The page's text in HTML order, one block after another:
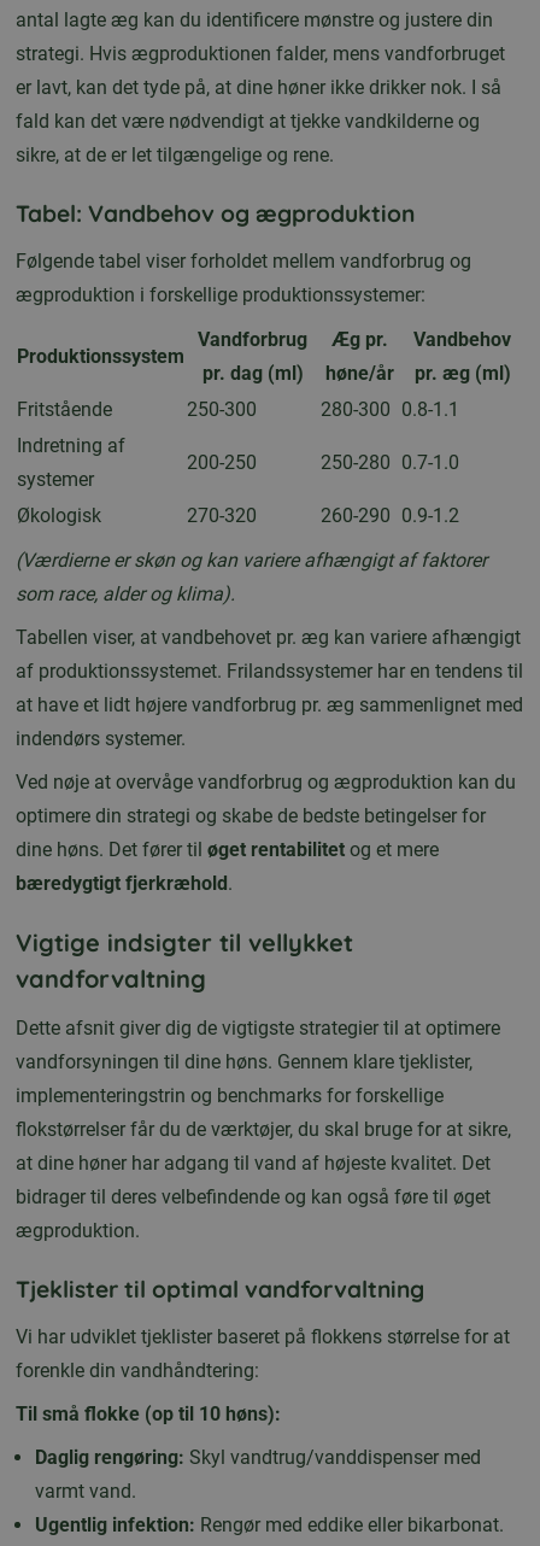
antal lagte æg kan du identificere mønstre og justere din
strategi. Hvis ægproduktionen falder, mens vandforbruget
er lavt, kan det tyde på, at dine høner ikke drikker nok. I så
fald kan det være nødvendigt at tjekke vandkilderne og
sikre, at de er let tilgængelige og rene.
Tabel: Vandbehov og ægproduktion
Følgende tabel viser forholdet mellem vandforbrug og
ægproduktion i forskellige produktionssystemer:
Produktionssystem
Vandforbrug
pr. dag (ml)
Æg pr.
høne/år
Vandbehov
pr. æg (ml)
Fritstående
250-300 280-300 0.8-1.1
Indretning af
systemer
200-250 250-280 0.7-1.0
Økologisk 270-320 260-290 0.9-1.2
(Værdierne er skøn og kan variere afhængigt af faktorer
som race, alder og klima).
Tabellen viser, at vandbehovet pr. æg kan variere afhængigt
af produktionssystemet. Frilandssystemer har en tendens til
at have et lidt højere vandforbrug pr. æg sammenlignet med
indendørs systemer.
Ved nøje at overvåge vandforbrug og ægproduktion kan du
optimere din strategi og skabe de bedste betingelser for
dine høns. Det fører til øget rentabilitet og et mere
bæredygtigt fjerkræhold .
Vigtige indsigter til vellykket
vandforvaltning
Dette afsnit giver dig de vigtigste strategier til at optimere
vandforsyningen til dine høns. Gennem klare tjeklister,
implementeringstrin og benchmarks for forskellige
flokstørrelser får du de værktøjer, du skal bruge for at sikre,
at dine høner har adgang til vand af højeste kvalitet. Det
bidrager til deres velbefindende og kan også føre til øget
ægproduktion.
Tjeklister til optimal vandforvaltning
Vi har udviklet tjeklister baseret på flokkens størrelse for at
forenkle din vandhåndtering:
Til små flokke (op til 10 høns):
Daglig rengøring: Skyl vandtrug/vanddispenser med
varmt vand.
Ugentlig infektion: Rengør med eddike eller bikarbonat.